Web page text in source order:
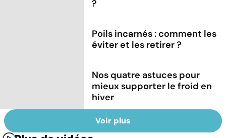
?
Poils incarnés : comment les
éviter et les retirer ?
Nos quatre astuces pour
mieux supporter le froid en
hiver
Voir plus